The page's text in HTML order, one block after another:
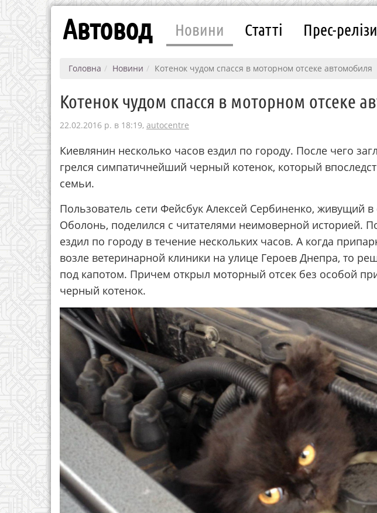
Автовод Новини Статті Прес-релізи
Головна Новини Котенок чудом спасся в моторном отсеке автомобиля
Котенок чудом спасся в моторном отсеке
22.02.2016 р. в 18:19, autocentre
Киевлянин несколько часов ездил по городу. После чего
грелся симпатичнейший черный котенок, который
семьи.
Пользователь сети Фейсбук Алексей Сербиненко, живущий
Оболонь, поделился с читателями неимоверной историей.
ездил по городу в течение нескольких часов. А когда
возле ветеринарной клиники на улице Героев Днепра, то
под капотом. Причем открыл моторный отсек без особой
черный котенок.